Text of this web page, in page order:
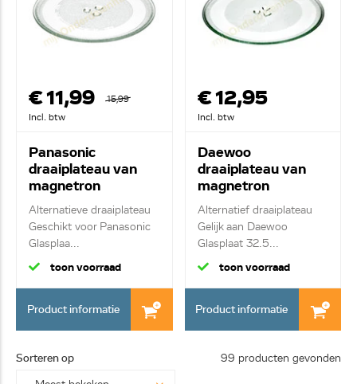
€ 11,99
15,99
Incl. btw
Panasonic
draaiplateau van
magnetron
262100500004
Alternatieve draaiplateau
Geschikt voor Panasonic
Glasplaa...
toon voorraad
Product informatie
€ 12,95
Incl. btw
Daewoo
draaiplateau van
magnetron
441CD35011
Alternatief draaiplateau
Gelijk aan Daewoo
Glasplaat 32.5...
toon voorraad
Product informatie
Sorteren op 99 producten gevonden